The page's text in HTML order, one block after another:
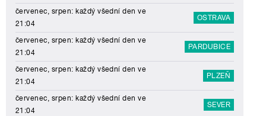
červenec, srpen: každý všední den ve
21:04
OSTRAVA
červenec, srpen: každý všední den ve
21:04
PARDUBICE
červenec, srpen: každý všední den ve
21:04
PLZEŇ
červenec, srpen: každý všední den ve
21:04
SEVER